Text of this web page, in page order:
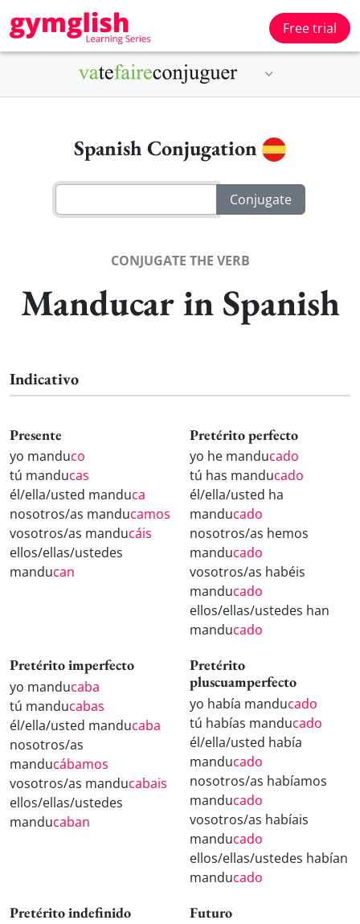
Free trial
Spanish Conjugation
CONJUGATE THE VERB
Manducar in Spanish
Indicativo
Presente
yo manduco
tú manducas
él/ella/usted manduca
nosotros/as manducamos
vosotros/as manducáis
ellos/ellas/ustedes
manducan
Pretérito perfecto
yo he manducado
tú has manducado
él/ella/usted ha
manducado
nosotros/as hemos
manducado
vosotros/as habéis
manducado
ellos/ellas/ustedes han
manducado
Pretérito imperfecto
yo manducaba
tú manducabas
él/ella/usted manducaba
nosotros/as
manducábamos
vosotros/as manducabais
ellos/ellas/ustedes
manducaban
Pretérito
pluscuamperfecto
yo había manducado
tú habías manducado
él/ella/usted había
manducado
nosotros/as habíamos
manducado
vosotros/as habíais
manducado
ellos/ellas/ustedes habían
manducado
Pretérito indefinido Futuro